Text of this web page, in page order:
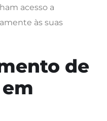
acesso a
às suas
de